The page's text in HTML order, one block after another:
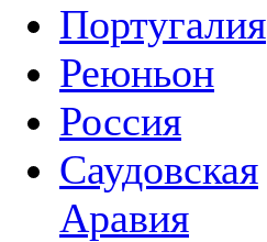
Португалия
Реюньон
Россия
Саудовская
Аравия